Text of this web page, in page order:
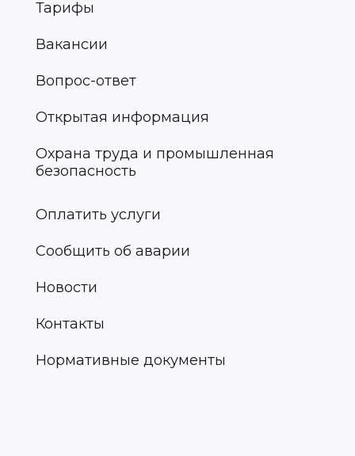
Тарифы
Вакансии
Вопрос-ответ
Открытая информация
Охрана труда и промышленная
безопасность
Оплатить услуги
Сообщить об аварии
Новости
Контакты
Нормативные документы